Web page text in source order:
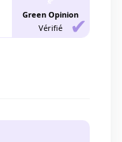
Green Opinion
Vérifié